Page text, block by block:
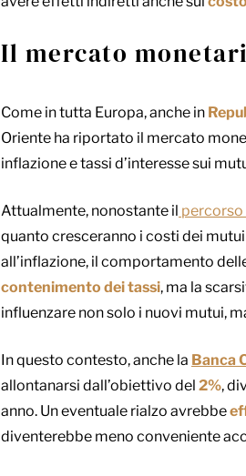
Il mercato
Come in tutta Europa, anche in
Oriente ha riportato il mercato
inflazione e tassi d’interesse sui
Attualmente, nonostante il percorso
quanto cresceranno i costi dei
all’inflazione, il comportamento
contenimento dei tassi, ma la
influenzare non solo i nuovi mutui,
In questo contesto, anche la Banca
allontanarsi dall’obiettivo del 2%,
anno. Un eventuale rialzo avrebbe
diventerebbe meno conveniente